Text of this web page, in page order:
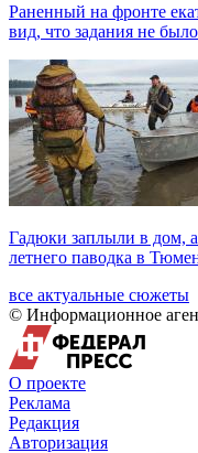
Раненный на фронте
вид, что задания не
Гадюки заплыли в дом,
летнего паводка в
все актуальные сюжеты
© Информационное
О проекте
Реклама
Редакция
Авторизация